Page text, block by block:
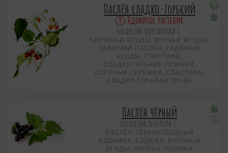
Паслён сладко-горький
Ядовитое растение
Solanum dulcamara L.
БИРЮЧЬИ ЯГОДЫ, ВОЛЧЬИ ЯГОДЫ,
ГАДЮЧИЙ ПАСЛЁН, ГАДЮЧЬИ
ЯГОДЫ, ГЛИСТНИК,
СЛАДКОГОРЬКИЕ ПСИНКИ,
СОРОЧЬИ СЕРЕЖКИ, СЛАСТИХА,
СЛАДКО-ГОРЬКАЯ ТРАВА
Паслён чёрный
Solanum nigrum L.
ПАСЛЁН ТЁМНОПЛОДНЫЙ
БЗДНИКА, БЗДЮХА, ВОРОНЬИ
ЯГОДЫ, ЧЕРНЫЕ ПСИНКИ